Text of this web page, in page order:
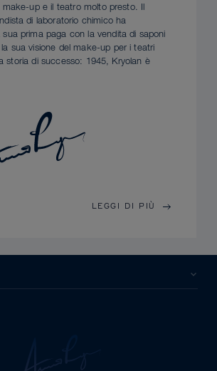
make-up e il teatro molto presto. Il
di laboratorio chimico ha
sua prima paga con la vendita di saponi
sua visione del make-up per i teatri
storia di successo: 1945, Kryolan è
LEGGI DI PIÙ